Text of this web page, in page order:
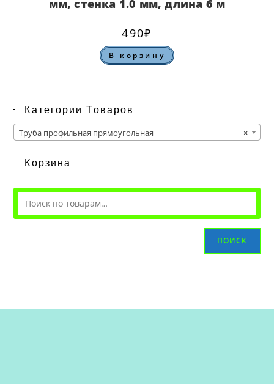
мм, стенка 1.0 мм, длина 6 м
490₽
В корзину
Категории Товаров
×
Труба профильная прямоугольная
Корзина
ПОИСК